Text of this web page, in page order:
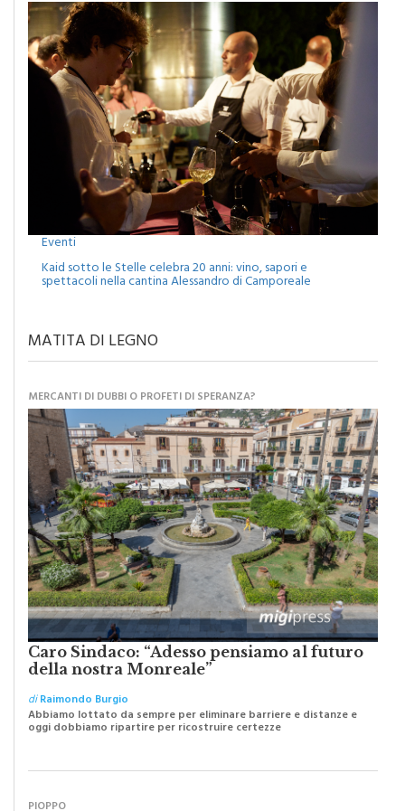
Kaid sotto le Stelle celebra 20 anni: vino, sapori e
spettacoli nella cantina Alessandro di Camporeale
Caro Sindaco: “Adesso pensiamo al futuro
della nostra Monreale”
diRaimondo Burgio
Abbiamo lottato da sempre per eliminare barriere e distanze e
oggi dobbiamo ripartire per ricostruire certezze